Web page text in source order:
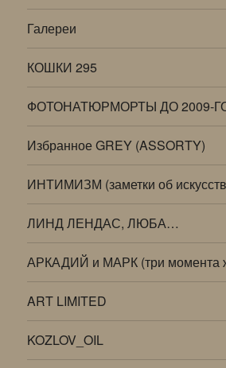
Галереи
КОШКИ 295
ФОТОНАТЮРМОРТЫ ДО 2009-
Избранное GREY (ASSORTY)
ИНТИМИЗМ (заметки об
ЛИНД ЛЕНДАС, ЛЮБА…
АРКАДИЙ и МАРК (три момента
ART LIMITED
KOZLOV_OIL